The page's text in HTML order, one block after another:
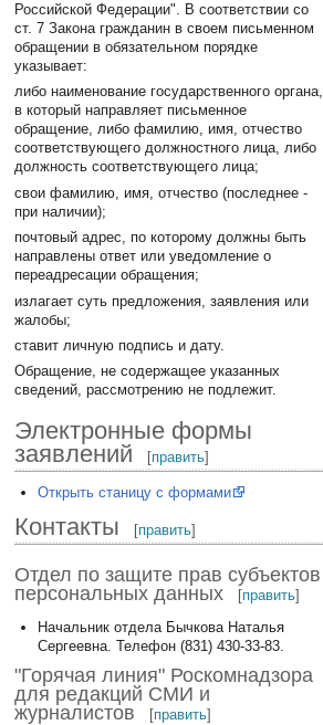
Российской Федерации". В соответствии со
ст. 7 Закона гражданин в своем письменном
обращении в обязательном порядке
указывает:
либо наименование государственного органа,
в который направляет письменное
обращение, либо фамилию, имя, отчество
соответствующего должностного лица, либо
должность соответствующего лица;
свои фамилию, имя, отчество (последнее -
при наличии);
почтовый адрес, по которому должны быть
направлены ответ или уведомление о
переадресации обращения;
излагает суть предложения, заявления или
жалобы;
ставит личную подпись и дату.
Обращение, не содержащее указанных
сведений, рассмотрению не подлежит.
Электронные формы
заявлений
[править]
Открыть станицу с формами
Контакты [править]
Отдел по защите прав субъектов
персональных данных
[править]
Начальник отдела Бычкова Наталья
Сергеевна. Телефон (831) 430-33-83.
"Горячая линия" Роскомнадзора
для редакций СМИ и
журналистов
[править]